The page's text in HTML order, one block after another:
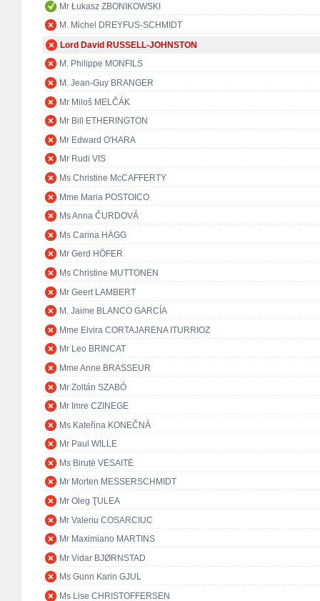
Mr Łukasz ZBONIKOWSKI
M. Michel DREYFUS-SCHMIDT
Lord David RUSSELL-JOHNSTON
M. Philippe MONFILS
M. Jean-Guy BRANGER
Mr Miloš MELČÁK
Mr Bill ETHERINGTON
Mr Edward O'HARA
Mr Rudi VIS
Ms Christine McCAFFERTY
Mme Maria POSTOICO
Ms Anna ČURDOVÁ
Ms Carina HÄGG
Mr Gerd HÖFER
Ms Christine MUTTONEN
Mr Geert LAMBERT
M. Jaime BLANCO GARCÍA
Mme Elvira CORTAJARENA ITURRIOZ
Mr Leo BRINCAT
Mme Anne BRASSEUR
Mr Zoltán SZABÓ
Mr Imre CZINEGE
Ms Kateřina KONEČNÁ
Mr Paul WILLE
Ms Birutė VĖSAITĖ
Mr Morten MESSERSCHMIDT
Mr Oleg ŢULEA
Mr Valeriu COSARCIUC
Mr Maximiano MARTINS
Mr Vidar BJØRNSTAD
Ms Gunn Karin GJUL
Ms Lise CHRISTOFFERSEN